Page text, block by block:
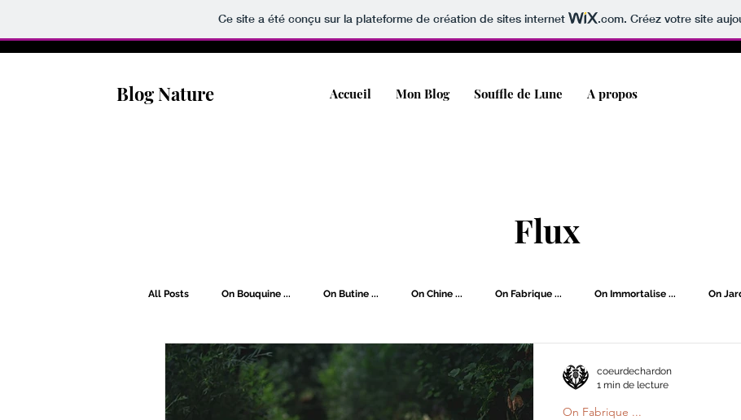
Ce site a été conçu sur la plateforme de création de sites internet .com. Créez votre site
Blog Nature Accueil Mon Blog Souffle de Lune A propos
Flux
All Posts On Bouquine ... On Butine ... On Chine ... On Fabrique ... On Immortalise ... On
On Rêve [Wishlist] ... On s'Oxygène ... On Vagabonde ...
On Fabrique ...
coeurdechardon
1 min de lecture